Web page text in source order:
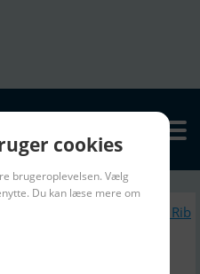
Lignende Gummibåd / Rib
Alu Dørk 250
cookies
brugeroplevelsen. Vælg
Du kan læse mere om